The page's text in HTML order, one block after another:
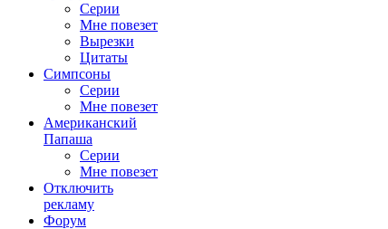
Серии
Мне повезет
Вырезки
Цитаты
Симпсоны
Серии
Мне повезет
Американский
Папаша
Серии
Мне повезет
Отключить
рекламу
Форум